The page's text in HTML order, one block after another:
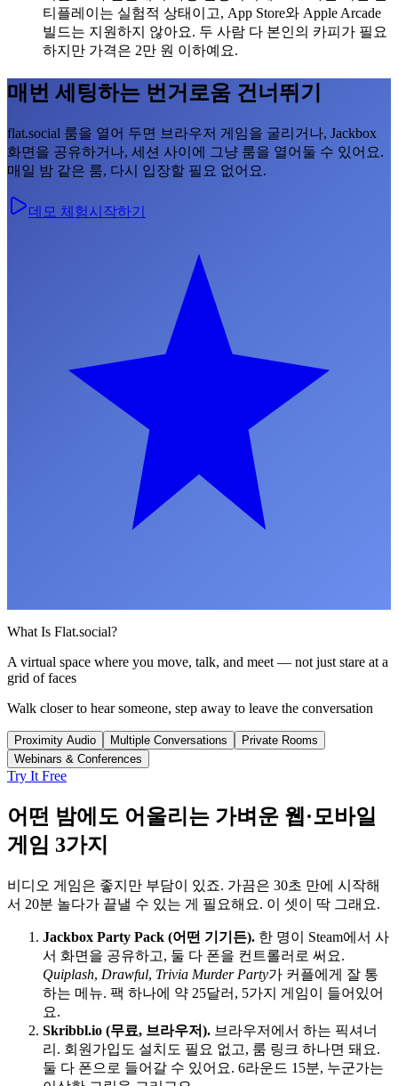
티플레이는 실험적 상태이고, App Store와 Apple Arcade
빌드는 지원하지 않아요. 두 사람 다 본인의 카피가 필요
하지만 가격은 2만 원 이하예요.
매번 세팅하는 번거로움 건너뛰기
flat.social 룸을 열어 두면 브라우저 게임을 굴리거나, Jackbox
화면을 공유하거나, 세션 사이에 그냥 룸을 열어둘 수 있어요.
매일 밤 같은 룸, 다시 입장할 필요 없어요.
데모 체험시작하기
What Is Flat.social?
A virtual space where you move, talk, and meet — not just stare at a
grid of faces
Walk closer to hear someone, step away to leave the conversation
Proximity Audio Multiple Conversations
Private Rooms
Webinars & Conferences
Try It Free
어떤 밤에도 어울리는 가벼운 웹·모바일
게임 3가지
비디오 게임은 좋지만 부담이 있죠. 가끔은 30초 만에 시작해
서 20분 놀다가 끝낼 수 있는 게 필요해요. 이 셋이 딱 그래요.
Jackbox Party Pack (어떤 기기든). 한 명이 Steam에서 사
서 화면을 공유하고, 둘 다 폰을 컨트롤러로 써요.
Quiplash, Drawful, Trivia Murder Party가 커플에게 잘 통
하는 메뉴. 팩 하나에 약 25달러, 5가지 게임이 들어있어
요.
Skribbl.io (무료, 브라우저). 브라우저에서 하는 픽셔너
리. 회원가입도 설치도 필요 없고, 룸 링크 하나면 돼요.
둘 다 폰으로 들어갈 수 있어요. 6라운드 15분, 누군가는